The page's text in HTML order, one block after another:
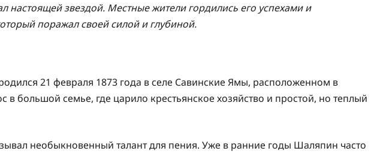
настоящей звездой. Местные жители гордились его успехами и
поражал своей силой и глубиной.
21 февраля 1873 года в селе Савинские Ямы, расположенном в
в большой семье, где царило крестьянское хозяйство и простой, но теплый
необыкновенный талант для пения. Уже в ранние годы Шаляпин часто